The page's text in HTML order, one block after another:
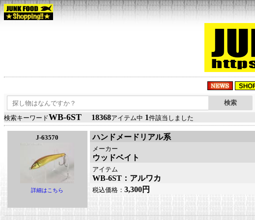
検索キーワードWB-6ST 18368アイテム中 1件該当しました
J-63570
詳細はこちら
ハンドメードリアル系
メーカー
ウッドベイト
アイテム
WB-6ST：アルワカ
税込価格： 3,300円